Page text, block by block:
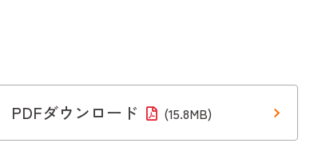
PDFダウンロード (15.8MB)